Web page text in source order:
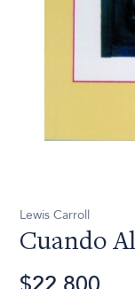
Lewis Carroll
Cuando